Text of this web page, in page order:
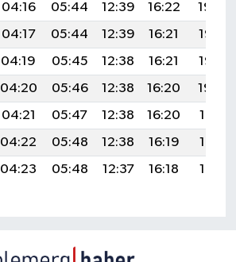
04:16 05:44 12:39 16:22
19:24
04:17 05:44 12:39 16:21
19:23
04:19 05:45 12:38 16:21
19:22
04:20 05:46 12:38 16:20
19:20
04:21 05:47 12:38 16:20
19:19
04:22 05:48 12:38 16:19
19:18
04:23 05:48 12:37 16:18 19:16